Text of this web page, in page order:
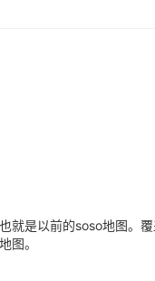
就是以前的soso地图。
图。